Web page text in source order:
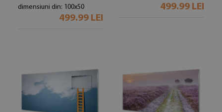
dimensiuni din: 100x50
499.99 LEI
499.99 LEI